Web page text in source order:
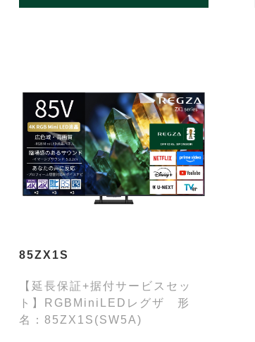
85ZX1S
【延長保証+据付サービスセッ
ト】RGBMiniLEDレグザ 形
名：85ZX1S(SW5A)